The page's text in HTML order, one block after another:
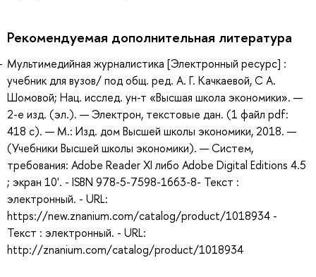
Рекомендуемая дополнительная литература
Мультимедийная журналистика [Электронный ресурс] :
учебник для вузов/ под общ. ред. А. Г. Качкаевой, С А.
Шомовой; Нац. исслед. ун-т «Высшая школа экономики». —
2-е изд. (эл.). — Электрон, текстовые дан. (1 файл pdf:
418 с). — М.: Изд. дом Высшей школы экономики, 2018. —
(Учебники Высшей школы экономики). — Систем,
требования: Adobe Reader XI либо Adobe Digital Editions 4.5
; экран 10'. - ISBN 978-5-7598-1663-8- Текст :
электронный. - URL:
https://new.znanium.com/catalog/product/1018934 -
Текст : электронный. - URL:
http://znanium.com/catalog/product/1018934